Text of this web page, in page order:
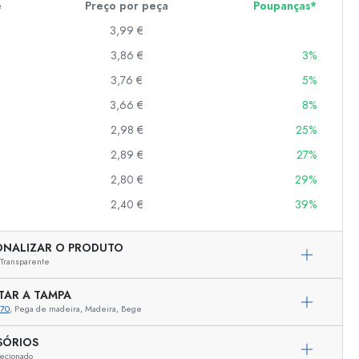
Preço por peça
Poupanças*
3,99 €
3,86 €
3%
3,76 €
5%
3,66 €
8%
2,98 €
25%
2,89 €
27%
2,80 €
29%
2,40 € 39%
O PRODUTO
Transparente
A TAMPA
, Pega de madeira, Madeira, Bege